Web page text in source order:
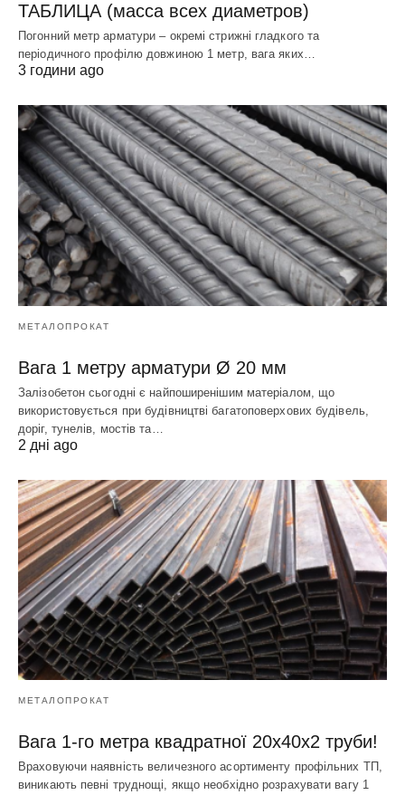
ТАБЛИЦА (масса всех диаметров)
Погонний метр арматури – окремі стрижні гладкого та
періодичного профілю довжиною 1 метр, вага яких…
3 години ago
МЕТАЛОПРОКАТ
Вага 1 метру арматури Ø 20 мм
Залізобетон сьогодні є найпоширенішим матеріалом, що
використовується при будівництві багатоповерхових будівель,
доріг, тунелів, мостів та…
2 дні ago
МЕТАЛОПРОКАТ
Вага 1-го метра квадратної 20х40х2 труби!
Враховуючи наявність величезного асортименту профільних ТП,
виникають певні труднощі, якщо необхідно розрахувати вагу 1